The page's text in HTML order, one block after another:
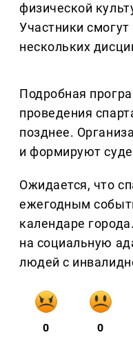
физической
Участники
нескольких
Подробная
проведения
позднее.
и формируют
Ожидается, что
ежегодным
календаре
на социальную
людей с
0 0